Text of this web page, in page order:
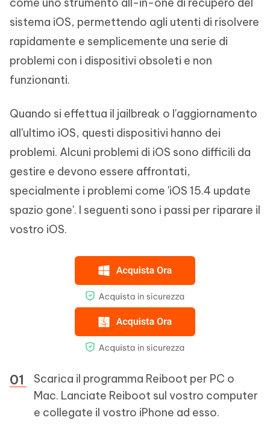
sistema iOS, permettendo agli utenti di risolvere
rapidamente e semplicemente una serie di
problemi con i dispositivi obsoleti e non
funzionanti.
Quando si effettua il jailbreak o l'aggiornamento
all'ultimo iOS, questi dispositivi hanno dei
problemi. Alcuni problemi di iOS sono difficili da
gestire e devono essere affrontati,
specialmente i problemi come 'iOS 15.4 update
spazio gone'. I seguenti sono i passi per riparare il
vostro iOS.
Scarica il programma Reiboot per PC o
Mac. Lanciate Reiboot sul vostro computer
e collegate il vostro iPhone ad esso.